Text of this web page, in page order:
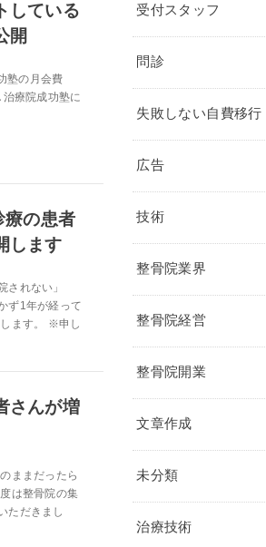
している
開
塾の月会費
療院成功塾に
療の患者
します
されない」
ず1年が経って
ます。 ※申し
さんが増
ままだったら
は整骨院の集
ただきまし
受付スタッフ
問診
失敗しない自費移行
広告
技術
整骨院業界
整骨院経営
整骨院開業
文章作成
未分類
治療技術